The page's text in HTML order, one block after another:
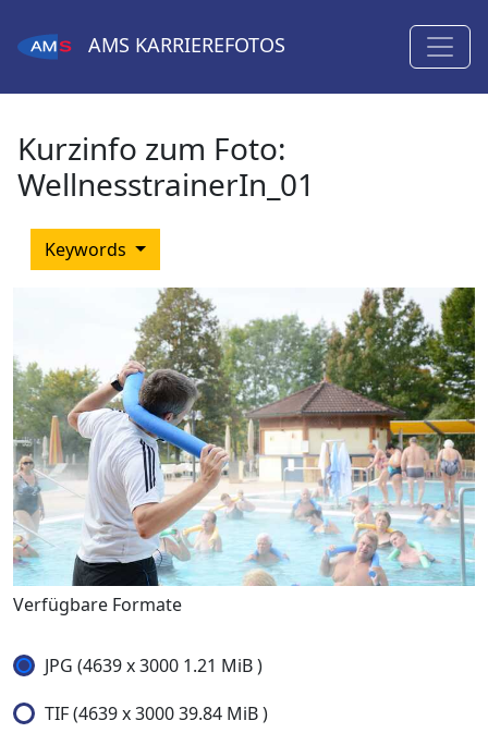
AMS KARRIEREFOTOS
Kurzinfo zum Foto:
WellnesstrainerIn_01
Keywords
Verfügbare Formate
JPG (4639 x 3000 1.21 MiB )
TIF (4639 x 3000 39.84 MiB )